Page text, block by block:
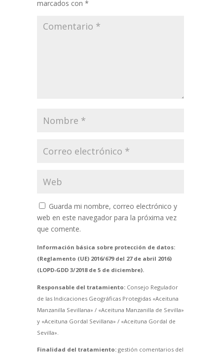
marcados con *
Guarda mi nombre, correo electrónico y
web en este navegador para la próxima vez
que comente.
Información básica sobre protección de datos:
(Reglamento (UE) 2016/679 del 27 de abril 2016)
(LOPD-GDD 3/2018 de 5 de diciembre).
Responsable del tratamiento:Consejo Regulador
de las Indicaciones Geográficas Protegidas «Aceituna
Manzanilla Sevillana» / «Aceituna Manzanilla de Sevilla»
y «Aceituna Gordal Sevillana» / «Aceituna Gordal de
Sevilla».
Finalidad del tratamiento:gestión comentarios del